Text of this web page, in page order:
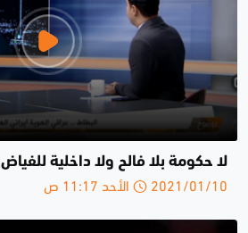
لا حكومة بلا فالح ولا داخلية للفياض
2021/01/10 الأحد 11:17 ص